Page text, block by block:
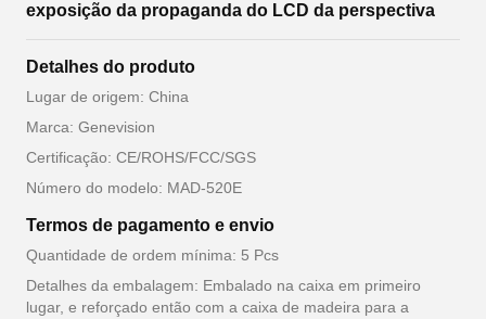
exposição da propaganda do LCD da perspectiva
Detalhes do produto
Lugar de origem: China
Marca: Genevision
Certificação: CE/ROHS/FCC/SGS
Número do modelo: MAD-520E
Termos de pagamento e envio
Quantidade de ordem mínima: 5 Pcs
Detalhes da embalagem: Embalado na caixa em primeiro
lugar, e reforçado então com a caixa de madeira para a